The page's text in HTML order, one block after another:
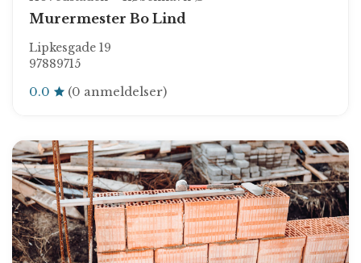
Murermester Bo Lind
Lipkesgade 19
97889715
0.0 (0 anmeldelser)